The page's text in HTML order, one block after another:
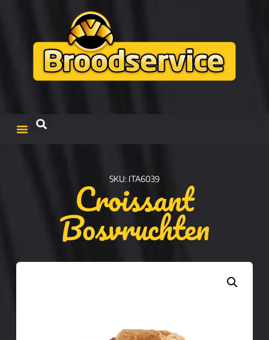
SKU: ITA6039
Croissant
Bosvruchten